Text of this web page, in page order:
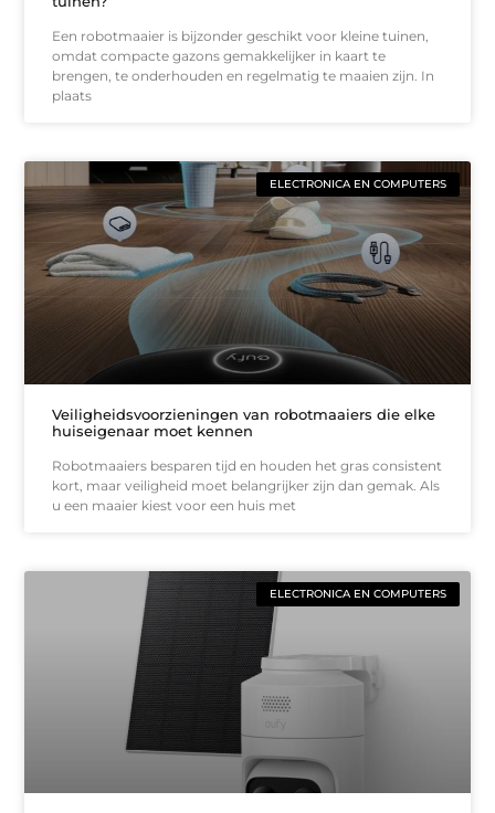
Een robotmaaier is bijzonder geschikt voor kleine tuinen,
omdat compacte gazons gemakkelijker in kaart te
brengen, te onderhouden en regelmatig te maaien zijn. In
plaats
ELECTRONICA EN COMPUTERS
Veiligheidsvoorzieningen van robotmaaiers die elke
huiseigenaar moet kennen
Robotmaaiers besparen tijd en houden het gras consistent
kort, maar veiligheid moet belangrijker zijn dan gemak. Als
u een maaier kiest voor een huis met
ELECTRONICA EN COMPUTERS